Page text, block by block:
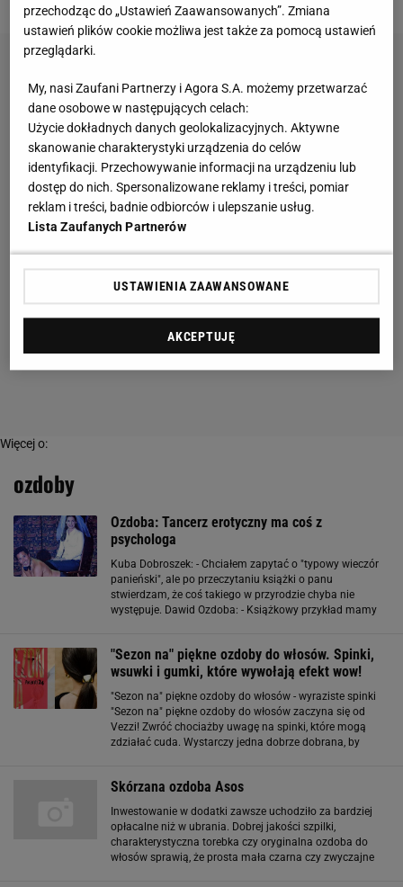
Więcej o:
ozdoby
Ozdoba: Tancerz erotyczny ma coś z
psychologa
Kuba Dobroszek: - Chciałem zapytać o "typowy wieczór
panieński", ale po przeczytaniu książki o panu
stwierdzam, że coś takiego w przyrodzie chyba nie
występuje. Dawid Ozdoba: - Książkowy przykład mamy
"Sezon na" piękne ozdoby do włosów. Spinki,
wsuwki i gumki, które wywołają efekt wow!
"Sezon na" piękne ozdoby do włosów - wyraziste spinki
"Sezon na" piękne ozdoby do włosów zaczyna się od
Vezzi! Zwróć chociażby uwagę na spinki, które mogą
zdziałać cuda. Wystarczy jedna dobrze dobrana, by
Skórzana ozdoba Asos
Inwestowanie w dodatki zawsze uchodziło za bardziej
opłacalne niż w ubrania. Dobrej jakości szpilki,
charakterystyczna torebka czy oryginalna ozdoba do
włosów sprawią, że prosta mała czarna czy zwyczajne
przechodząc do „Ustawień Zaawansowanych”. Zmiana
ustawień plików cookie możliwa jest także za pomocą ustawień
przeglądarki.
My, nasi Zaufani Partnerzy i Agora S.A. możemy przetwarzać
dane osobowe w następujących celach:
Użycie dokładnych danych geolokalizacyjnych. Aktywne
skanowanie charakterystyki urządzenia do celów
identyfikacji. Przechowywanie informacji na urządzeniu lub
dostęp do nich. Spersonalizowane reklamy i treści, pomiar
reklam i treści, badnie odbiorców i ulepszanie usług.
Lista Zaufanych Partnerów
USTAWIENIA ZAAWANSOWANE
AKCEPTUJĘ